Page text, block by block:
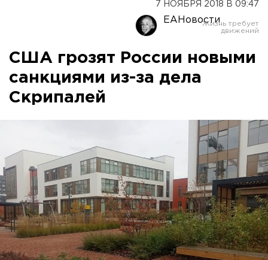
7 НОЯБРЯ 2018 В 09:47
ЕАНовости
США грозят России новыми
санкциями из-за дела
Скрипалей